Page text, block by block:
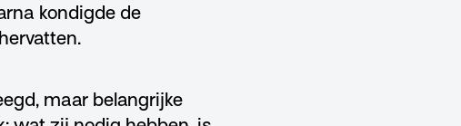
kondigde de
maar belangrijke